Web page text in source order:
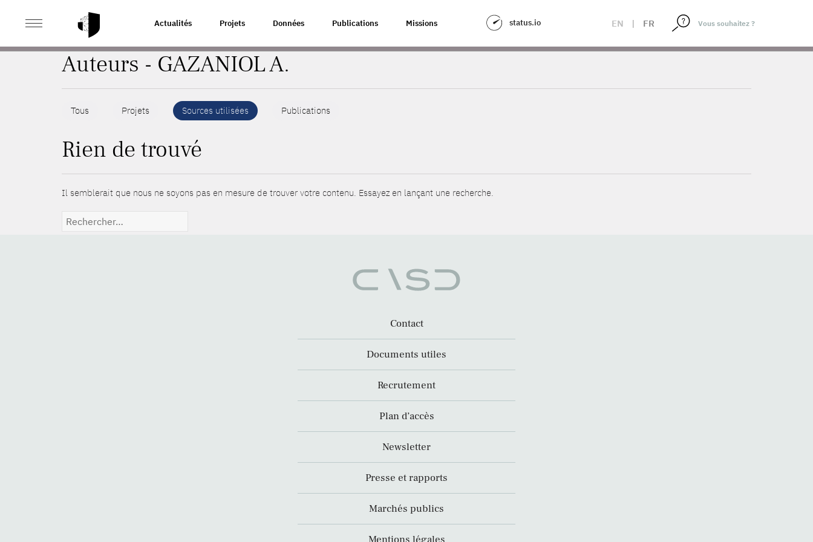
Actualités Projets Données Publications Missions status.io EN | FR
ACCUEIL
Auteurs - GAZANIOL A.
Tous Projets Sources utilisées Publications
Rien de trouvé
Il semblerait que nous ne soyons pas en mesure de trouver votre contenu. Essayez en lançant une recherche.
Rechercher :
Contact
Documents utiles
Recrutement
Plan d’accès
Newsletter
Presse et rapports
Marchés publics